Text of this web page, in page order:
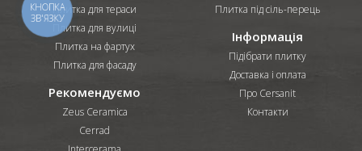
Плитка для тераси
Плитка для вулиці
Плитка на фартух
Плитка для фасаду
Плитка під сіль-перець
Інформація
Підібрати плитку
Доставка і оплата
Про Cersanit
Контакти
Рекомендуємо
Zeus Ceramica
Cerrad
КНОПКА
ЗВ'ЯЗКУ